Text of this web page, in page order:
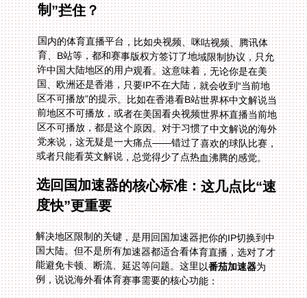
制”拦住？
国内的体育直播平台，比如央视频、咪咕视频、腾讯体
育、B站等，都和赛事版权方签订了地域限制协议，只允
许中国大陆地区的用户观看。这意味着，无论你是在美
国、欧洲还是香港，只要IP不在大陆，就会收到“当前地
区不可播放”的提示。比如在香港看B站世界杯中文解说当
前地区不可播放，或者在美国看央视频世界杯直播当前地
区不可播放，都是这个原因。对于习惯了中文解说的海外
党来说，这无疑是一大痛点——错过了喜欢的球队比赛，
或者只能看英文解说，总觉得少了点热血沸腾的感觉。
选回国加速器的核心标准：这几点比“速
度快”更重要
解决地区限制的关键，是用回国加速器把你的IP切换到中
国大陆。但不是所有加速器都适合看体育直播，选对了才
能避免卡顿、断流、延迟等问题。这里以番茄加速器为
例，说说海外看体育赛事需要的核心功能：